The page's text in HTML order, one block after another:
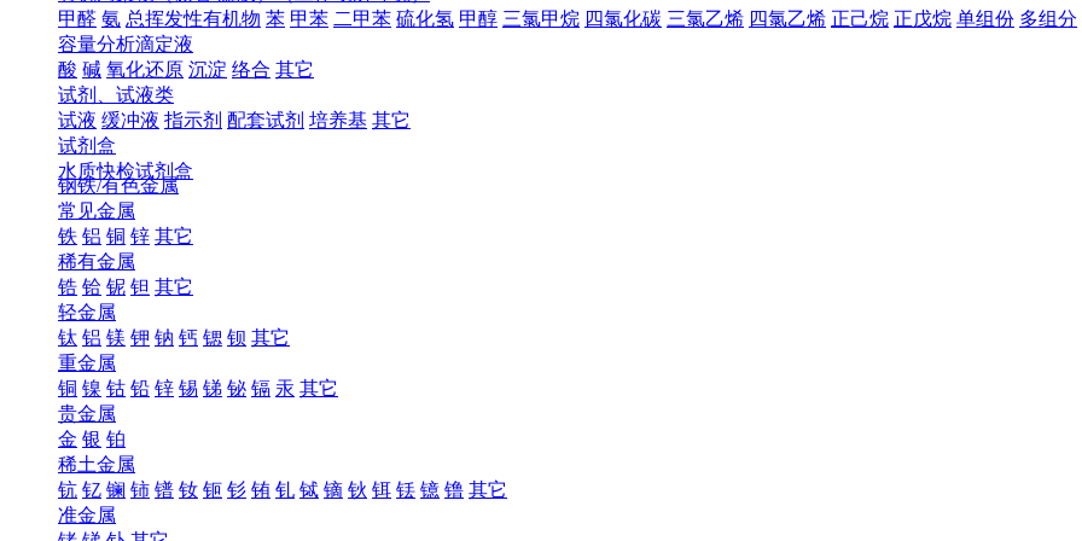
甲醛 氨 总挥发性有机物 苯 甲苯 二甲苯 硫化氢 甲醇 三氯甲烷 四氯化碳 三氯乙烯 四氯乙烯 正己烷 正戊烷 单组份 多组分
容量分析滴定液
酸 碱 氧化还原 沉淀 络合 其它
试剂、试液类
试液 缓冲液 指示剂 配套试剂 培养基 其它
试剂盒
水质快检试剂盒
钢铁/有色金属
常见金属
铁 铝 铜 锌 其它
稀有金属
锆 铪 铌 钽 其它
轻金属
钛 铝 镁 钾 钠 钙 锶 钡 其它
重金属
铜 镍 钴 铅 锌 锡 锑 铋 镉 汞 其它
贵金属
金 银 铂
稀土金属
钪 钇 镧 铈 镨 钕 钷 钐 铕 钆 铽 镝 钬 铒 铥 镱 镥 其它
准金属